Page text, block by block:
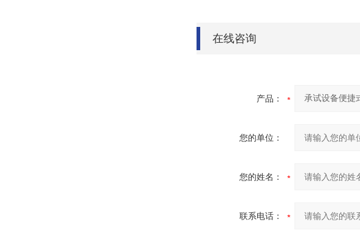
在线咨询
产品：
您的单位：
您的姓名：
联系电话：